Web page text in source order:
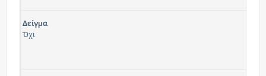
Δείγμα
Όχι